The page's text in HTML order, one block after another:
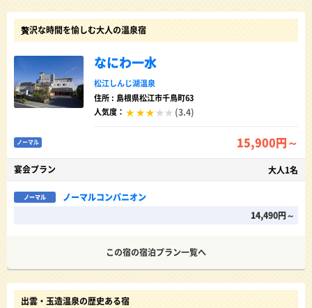
贅沢な時間を愉しむ大人の温泉宿
なにわ一水
松江しんじ湖温泉
住所 : 島根県松江市千鳥町63
人気度：
(3.4)
ノーマル 15,900円～
宴会プラン 大人1名
ノーマル
ノーマルコンパニオン
14,490円～
この宿の宿泊プラン一覧へ
出雲・玉造温泉の歴史ある宿